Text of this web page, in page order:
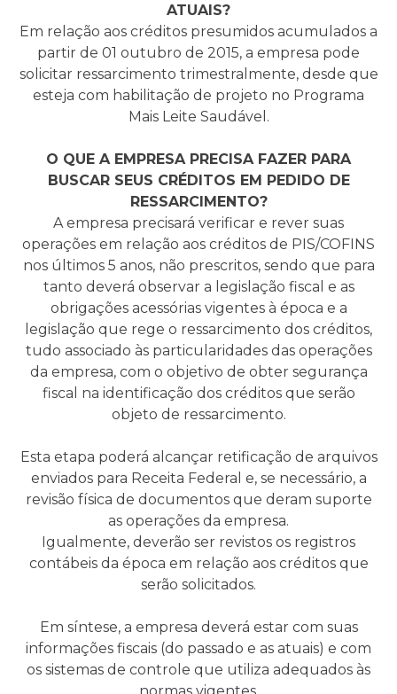
ATUAIS?
Em relação aos créditos presumidos acumulados a
partir de 01 outubro de 2015, a empresa pode
solicitar ressarcimento trimestralmente, desde que
esteja com habilitação de projeto no Programa
Mais Leite Saudável.
O QUE A EMPRESA PRECISA FAZER PARA
BUSCAR SEUS CRÉDITOS EM PEDIDO DE
RESSARCIMENTO?
A empresa precisará verificar e rever suas
operações em relação aos créditos de PIS/COFINS
nos últimos 5 anos, não prescritos, sendo que para
tanto deverá observar a legislação fiscal e as
obrigações acessórias vigentes à época e a
legislação que rege o ressarcimento dos créditos,
tudo associado às particularidades das operações
da empresa, com o objetivo de obter segurança
fiscal na identificação dos créditos que serão
objeto de ressarcimento.
Esta etapa poderá alcançar retificação de arquivos
enviados para Receita Federal e, se necessário, a
revisão física de documentos que deram suporte
as operações da empresa.
Igualmente, deverão ser revistos os registros
contábeis da época em relação aos créditos que
serão solicitados.
Em síntese, a empresa deverá estar com suas
informações fiscais (do passado e as atuais) e com
os sistemas de controle que utiliza adequados às